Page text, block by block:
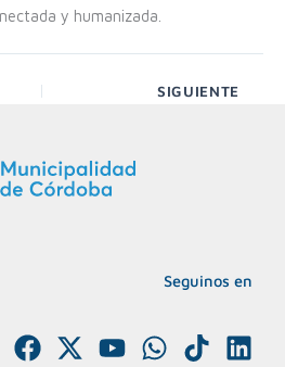
y humanizada.
SIGUIENTE
Seguinos en
F
X
Y
W
T
L